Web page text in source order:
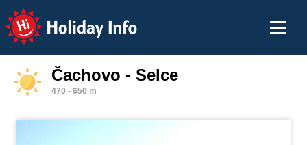
Holiday Info
Čachovo - Selce
470 - 650 m